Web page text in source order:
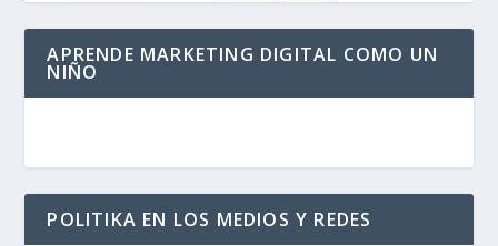
APRENDE MARKETING DIGITAL COMO UN
NIÑO
POLITIKA EN LOS MEDIOS Y REDES